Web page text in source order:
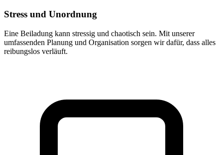
Stress und Unordnung
Eine Beiladung kann stressig und chaotisch sein. Mit unserer
umfassenden Planung und Organisation sorgen wir dafür, dass alles
reibungslos verläuft.